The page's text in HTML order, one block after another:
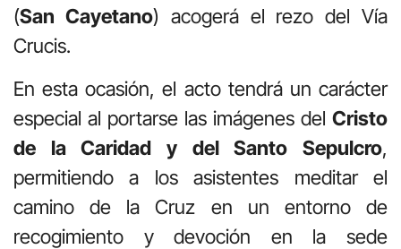
(San Cayetano) acogerá el rezo del Vía
Crucis.
En esta ocasión, el acto tendrá un carácter
especial al portarse las imágenes del Cristo
de la Caridad y del Santo Sepulcro,
permitiendo a los asistentes meditar el
camino de la Cruz en un entorno de
recogimiento y devoción en la sede